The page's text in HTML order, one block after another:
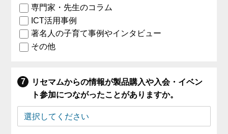
専門家・先生のコラム
ICT活用事例
著名人の子育て事例やインタビュー
その他
リセマムからの情報が製品購入や入会・イベン
ト参加につながったことがありますか。